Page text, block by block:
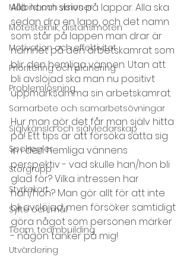
Målbild och visioner
Mötesteknik, distansmöten
Motivation och effektivitet
Prioritering och planering
Problemlösning
Samarbete och samarbetsövningar
Självkänsla och självledarskap
Spelregler
Storgrupp
Styrkekort
Syfte och mål
Team, teambuilding
Utvärdering
Alla namn skrivs på lappar. Alla ska
sedan dra en lapp, och det namn
som står på lappen man drar är
namnet på den arbetskamrat som
blir den hemliga vännen. Utan att
bli avslöjad ska man nu positivt
uppmärksamma sin arbetskamrat.
Hur man gör det får man själv hitta
på! Ett tips är att försöka sätta sig
in i den hemliga vännens
perspektiv - vad skulle han/hon bli
glad för? Vilka intressen har
han/hon? Man gör allt för att inte
bli avslöjad, men försöker samtidigt
göra något som personen märker
- någon tänker på mig!